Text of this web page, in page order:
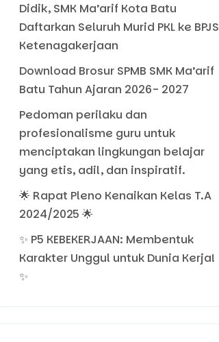
Didik, SMK Ma’arif Kota Batu
Daftarkan Seluruh Murid PKL ke BPJS
Ketenagakerjaan
Download Brosur SPMB SMK Ma’arif
Batu Tahun Ajaran 2026- 2027
Pedoman perilaku dan
profesionalisme guru untuk
menciptakan lingkungan belajar
yang etis, adil, dan inspiratif.
🌟 Rapat Pleno Kenaikan Kelas T.A
2024/2025 🌟
✨ P5 KEBEKERJAAN: Membentuk
Karakter Unggul untuk Dunia Kerja!
✨